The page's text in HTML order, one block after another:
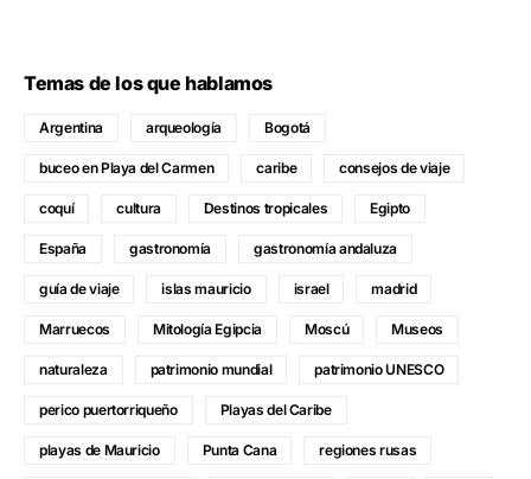
Temas de los que hablamos
Argentina arqueología Bogotá
buceo en Playa del Carmen caribe consejos de viaje
coquí cultura Destinos tropicales Egipto
España gastronomía gastronomía andaluza
guía de viaje islas mauricio israel madrid
Marruecos Mitología Egipcia Moscú Museos
naturaleza patrimonio mundial patrimonio UNESCO
perico puertorriqueño Playas del Caribe
playas de Mauricio Punta Cana regiones rusas